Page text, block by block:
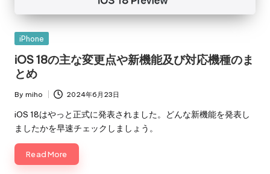
Posted
iPhone
iOS 18の主な変更点や新機能及び対応機種のま
とめ
Posted
by
By miho 2024年6月23日
iOS 18はやっと正式に発表されました。どんな新機能を発表し
ましたかを早速チェックしましょう。
Read More